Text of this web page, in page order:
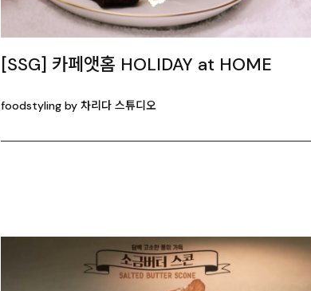
[SSG] 카페앳홈 HOLIDAY at HOME
foodstyling by 차리다 스튜디오